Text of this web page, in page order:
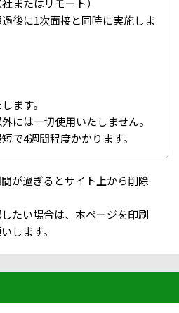
後に1次面接と同時に実施しま
ます。
には一切使用いたしません。
で4週間程度かかります。
が過ぎるとサイト上から削除
たい場合は、本ページを印刷
します。